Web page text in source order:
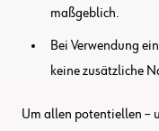
maßgeblich.
Bei Verwendung
keine zusätzliche
Um allen potentiellen –